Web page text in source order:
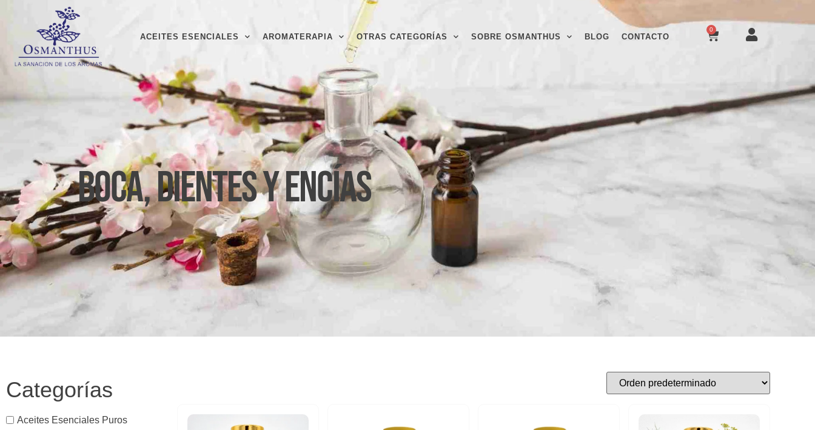
ACEITES ESENCIALES AROMATERAPIA OTRAS CATEGORÍAS SOBRE OSMANTHUS BLOG CONTACTO
0
Boca, Dientes y Encías
Categorías
Aceites Esenciales Puros